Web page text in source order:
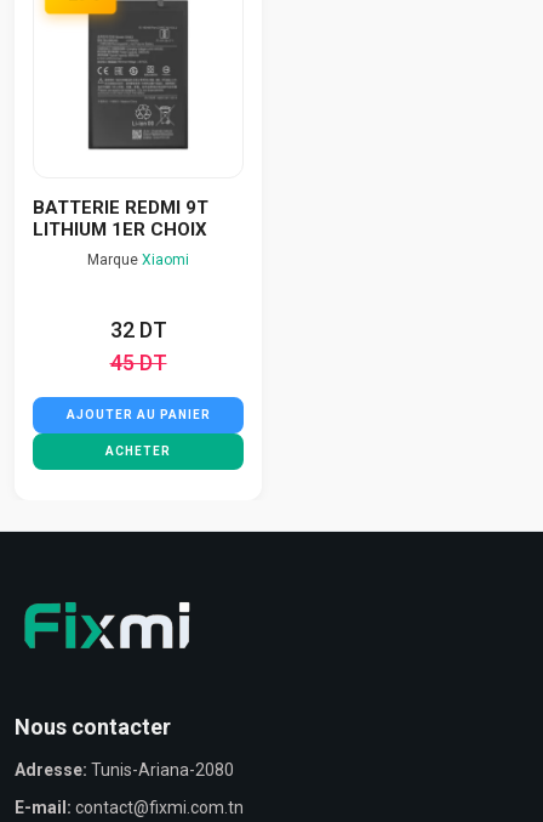
BATTERIE REDMI 9T
LITHIUM 1ER CHOIX
Marque Xiaomi
32 DT
45 DT
AJOUTER AU PANIER
ACHETER
Nous contacter
Adresse: Tunis-Ariana-2080
E-mail: contact@fixmi.com.tn